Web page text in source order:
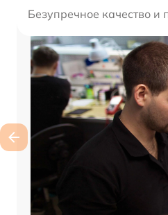
Безупречное качество